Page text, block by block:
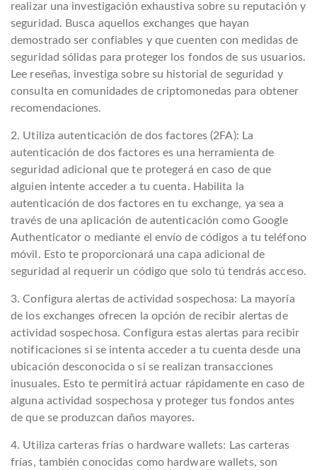
realizar una investigación exhaustiva sobre su reputación y
seguridad. Busca aquellos exchanges que hayan
demostrado ser confiables y que cuenten con medidas de
seguridad sólidas para proteger los fondos de sus usuarios.
Lee reseñas, investiga sobre su historial de seguridad y
consulta en comunidades de criptomonedas para obtener
recomendaciones.
2. Utiliza autenticación de dos factores (2FA): La
autenticación de dos factores es una herramienta de
seguridad adicional que te protegerá en caso de que
alguien intente acceder a tu cuenta. Habilita la
autenticación de dos factores en tu exchange, ya sea a
través de una aplicación de autenticación como Google
Authenticator o mediante el envío de códigos a tu teléfono
móvil. Esto te proporcionará una capa adicional de
seguridad al requerir un código que solo tú tendrás acceso.
3. Configura alertas de actividad sospechosa: La mayoría
de los exchanges ofrecen la opción de recibir alertas de
actividad sospechosa. Configura estas alertas para recibir
notificaciones si se intenta acceder a tu cuenta desde una
ubicación desconocida o si se realizan transacciones
inusuales. Esto te permitirá actuar rápidamente en caso de
alguna actividad sospechosa y proteger tus fondos antes
de que se produzcan daños mayores.
4. Utiliza carteras frías o hardware wallets: Las carteras
frías, también conocidas como hardware wallets, son